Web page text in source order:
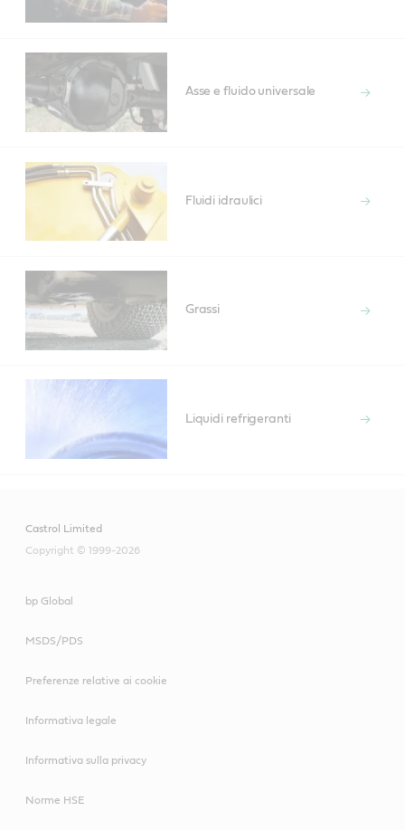
Asse e fluido universale
Fluidi idraulici
Grassi
Liquidi refrigeranti
Castrol Limited
Copyright © 1999-2026
bp Global
MSDS/PDS
Preferenze relative ai cookie
Informativa legale
Informativa sulla privacy
Norme HSE